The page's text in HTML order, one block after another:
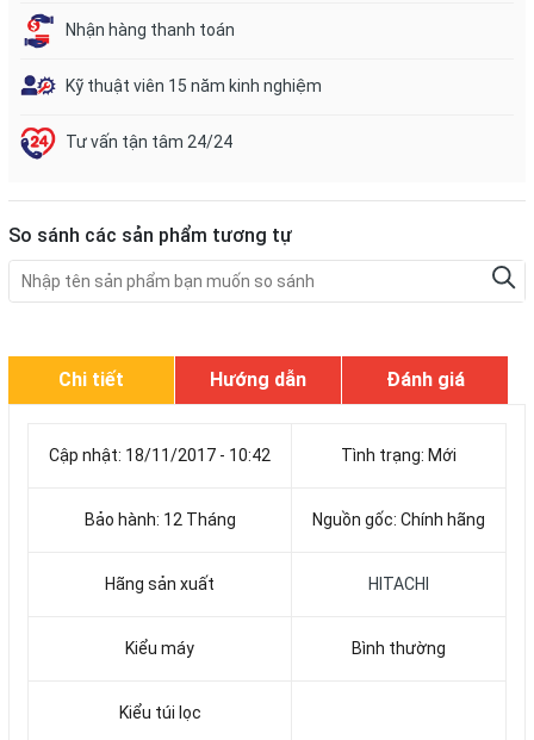
Nhận hàng thanh toán
Kỹ thuật viên 15 năm kinh nghiệm
Tư vấn tận tâm 24/24
So sánh các sản phẩm tương tự
Chi tiết Hướng dẫn Đánh giá
Cập nhật: 18/11/2017 - 10:42 Tình trạng: Mới
Bảo hành: 12 Tháng Nguồn gốc: Chính hãng
Hãng sản xuất HITACHI
Kiểu máy Bình thường
Kiểu túi lọc